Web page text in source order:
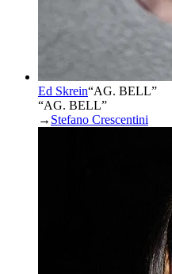
Ed Skrein“AG. BELL”
“AG. BELL”
→ Stefano Crescentini